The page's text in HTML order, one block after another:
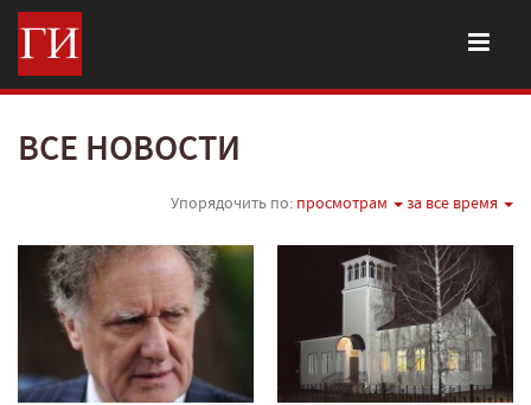
ВСЕ НОВОСТИ
Упорядочить по: просмотрам за все время